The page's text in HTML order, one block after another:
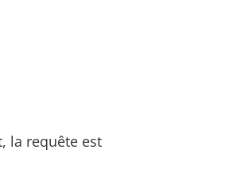
la requête est